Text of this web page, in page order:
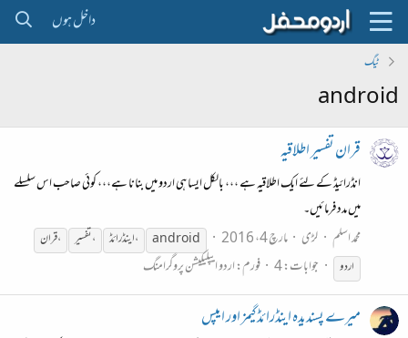
داخل ہوں
ٹیگ
android
قران تفسیر اطلاقیہ
انڈرائیڈ کے لئے ایک اطلاقیہ ہے ،،، بالکل ایسا ہی اردو میں بنانا ہے،،، کوئی صاحب اس سلسلے
میں مدد فرمائیں۔
محمد اسلم لڑی مارچ 4، 2016 android ، اینڈرائڈ ، تفسیر
، قران
اردو
جوابات: 4 فورم:اردو ایپلیکیشن پروگرامنگ
میرے پسندیدہ اینڈرائڈ گیمز اور ایپس